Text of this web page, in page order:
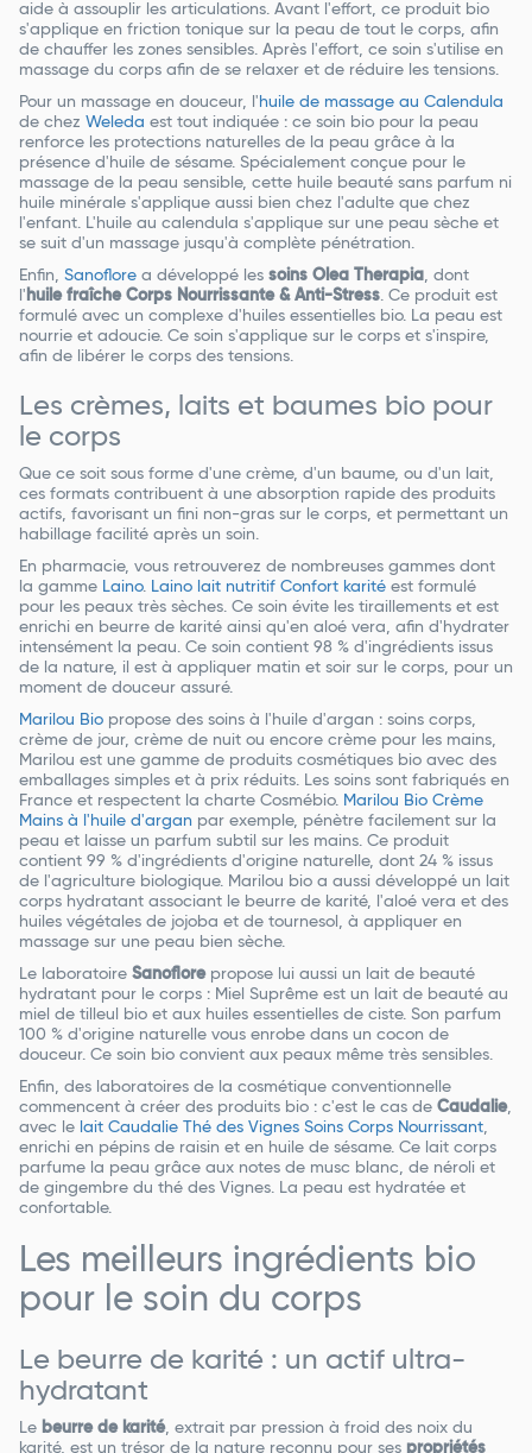
aide à assouplir les articulations. Avant l'effort, ce produit bio
s'applique en friction tonique sur la peau de tout le corps, afin
de chauffer les zones sensibles. Après l'effort, ce soin s'utilise en
massage du corps afin de se relaxer et de réduire les tensions.
Pour un massage en douceur, l' huile de massage au Calendula
de chez Weleda est tout indiquée : ce soin bio pour la peau
renforce les protections naturelles de la peau grâce à la
présence d'huile de sésame. Spécialement conçue pour le
massage de la peau sensible, cette huile beauté sans parfum ni
huile minérale s'applique aussi bien chez l'adulte que chez
l'enfant. L'huile au calendula s'applique sur une peau sèche et
se suit d'un massage jusqu'à complète pénétration.
Enfin, Sanoflore a développé les soins Olea Therapia, dont
l' huile fraîche Corps Nourrissante & Anti-Stress. Ce produit est
formulé avec un complexe d'huiles essentielles bio. La peau est
nourrie et adoucie. Ce soin s'applique sur le corps et s'inspire,
afin de libérer le corps des tensions.
Les crèmes, laits et baumes bio pour
le corps
Que ce soit sous forme d'une crème, d'un baume, ou d'un lait,
ces formats contribuent à une absorption rapide des produits
actifs, favorisant un fini non-gras sur le corps, et permettant un
habillage facilité après un soin.
En pharmacie, vous retrouverez de nombreuses gammes dont
la gamme Laino. Laino lait nutritif Confort karité est formulé
pour les peaux très sèches. Ce soin évite les tiraillements et est
enrichi en beurre de karité ainsi qu'en aloé vera, afin d'hydrater
intensément la peau. Ce soin contient 98 % d'ingrédients issus
de la nature, il est à appliquer matin et soir sur le corps, pour un
moment de douceur assuré.
Marilou Bio propose des soins à l'huile d'argan : soins corps,
crème de jour, crème de nuit ou encore crème pour les mains,
Marilou est une gamme de produits cosmétiques bio avec des
emballages simples et à prix réduits. Les soins sont fabriqués en
France et respectent la charte Cosmébio. Marilou Bio Crème
Mains à l'huile d'argan par exemple, pénètre facilement sur la
peau et laisse un parfum subtil sur les mains. Ce produit
contient 99 % d'ingrédients d'origine naturelle, dont 24 % issus
de l'agriculture biologique. Marilou bio a aussi développé un lait
corps hydratant associant le beurre de karité, l'aloé vera et des
huiles végétales de jojoba et de tournesol, à appliquer en
massage sur une peau bien sèche.
Le laboratoire Sanoflorepropose lui aussi un lait de beauté
hydratant pour le corps : Miel Suprême est un lait de beauté au
miel de tilleul bio et aux huiles essentielles de ciste. Son parfum
100 % d'origine naturelle vous enrobe dans un cocon de
douceur. Ce soin bio convient aux peaux même très sensibles.
Enfin, des laboratoires de la cosmétique conventionnelle
commencent à créer des produits bio : c'est le cas de Caudalie,
avec le lait Caudalie Thé des Vignes Soins Corps Nourrissant,
enrichi en pépins de raisin et en huile de sésame. Ce lait corps
parfume la peau grâce aux notes de musc blanc, de néroli et
de gingembre du thé des Vignes. La peau est hydratée et
confortable.
Les meilleurs ingrédients bio
pour le soin du corps
Le beurre de karité : un actif ultra-
hydratant
Le beurre de karité, extrait par pression à froid des noix du
karité, est un trésor de la nature reconnu pour ses propriétés